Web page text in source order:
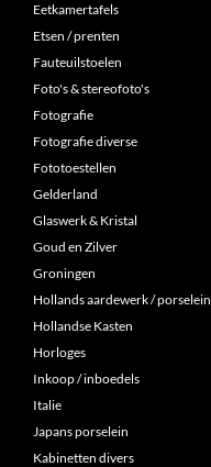
Eetkamertafels
Etsen / prenten
Fauteuilstoelen
Foto's & stereofoto's
Fotografie
Fotografie diverse
Fototoestellen
Gelderland
Glaswerk & Kristal
Goud en Zilver
Groningen
Hollands aardewerk / porselein
Hollandse Kasten
Horloges
Inkoop / inboedels
Italie
Japans porselein
Kabinetten divers